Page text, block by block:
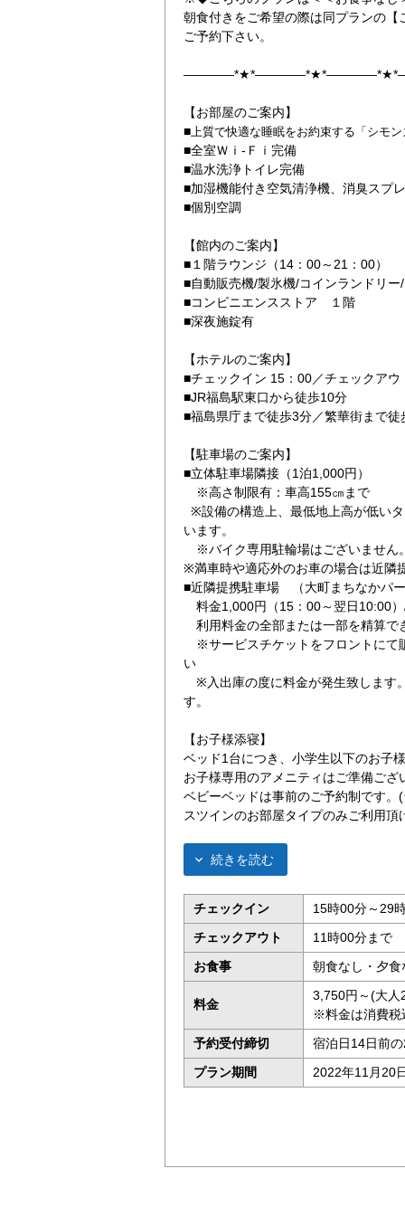
朝食付きをご希望の際は同プランの【
ご予約下さい。
【お部屋のご案内】
■上質で快適な睡眠をお約束する「シモ
■全室Ｗｉ-Ｆｉ完備
■温水洗浄トイレ完備
■加湿機能付き空気清浄機、消臭ス
■個別空調
【館内のご案内】
■１階ラウンジ（14：00～21
■自動販売機/製氷機/コインラン
■コンビニエンスストア １階
■深夜施錠有
【ホテルのご案内】
■チェックイン 15：00／チェックアウ
■JR福島駅東口から徒歩10分
■福島県庁まで徒歩3分／繁華街まで徒
【駐車場のご案内】
■立体駐車場隣接（1泊1,000円）
※高さ制限有：車高155㎝まで
※設備の構造上、最低地上高が低い
います。
※バイク専用駐輪場はございません
※満車時や適応外のお車の場合は近隣
■近隣提携駐車場 （大町まちなかパ
料金1,000円（15：00～翌日10:00
利用料金の全部または一部を精算で
※サービスチケットをフロントにて
い
※入出庫の度に料金が発生致します
す。
【お子様添寝】
ベッド1台につき、小学生以下のお子
お子様専用のアメニティはご準備ござ
ベビーベッドは事前のご予約制です
スツインのお部屋タイプのみご利用頂
続きを読む
チェックイン
15時00分～29
チェックアウト
11時00分まで
お食事
朝食なし・夕食
料金
3,750円～(大人
※料金は消費税
予約受付締切
宿泊日14日前
プラン期間
2022年11月20